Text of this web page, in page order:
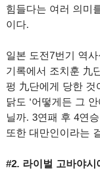
힘들다는 여러 의미
이다.
일본 도전7번기 역사
기록에서 조치훈 九
펑 九단에게 당한
닭도 ‘어떻게든 그
닐까. 3연패 후 4연
또한 대만인이라는
#2. 라이벌 고바야